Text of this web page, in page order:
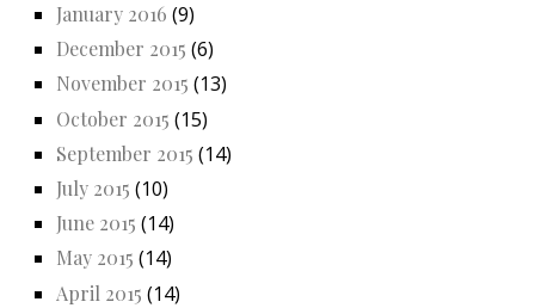
January 2016 (9)
December 2015 (6)
November 2015 (13)
October 2015 (15)
September 2015 (14)
July 2015 (10)
June 2015 (14)
May 2015 (14)
April 2015 (14)